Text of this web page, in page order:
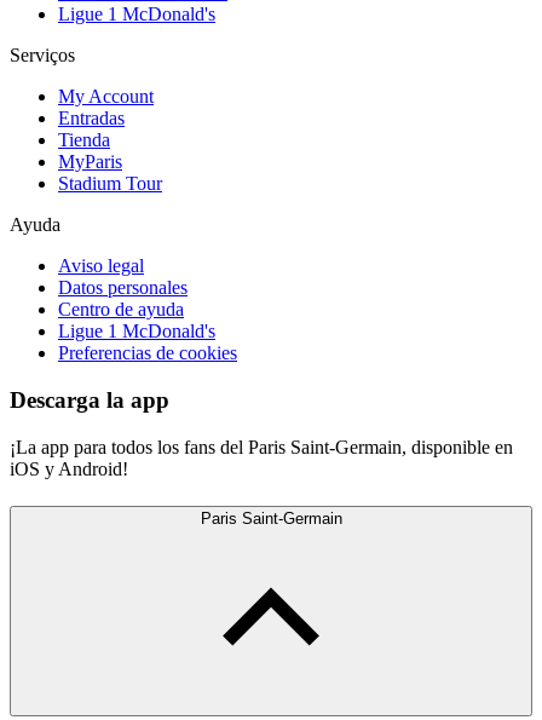
Ligue 1 McDonald's
Serviços
My Account
Entradas
Tienda
MyParis
Stadium Tour
Ayuda
Aviso legal
Datos personales
Centro de ayuda
Ligue 1 McDonald's
Preferencias de cookies
Descarga la app
¡La app para todos los fans del Paris Saint-Germain, disponible en
iOS y Android!
Paris Saint-Germain